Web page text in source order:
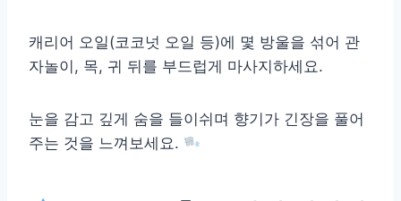
캐리어 오일(코코넛 오일 등)에 몇 방울을 섞어 관
자놀이, 목, 귀 뒤를 부드럽게 마사지하세요.
눈을 감고 깊게 숨을 들이쉬며 향기가 긴장을 풀어
주는 것을 느껴보세요.